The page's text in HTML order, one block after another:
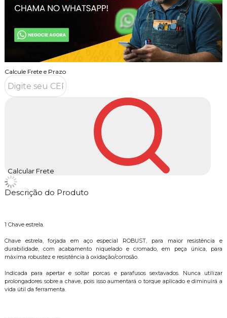
Calcule Frete e Prazo
Calcular Frete
Descrição do Produto
1 Chave estrela.
Chave estrela, forjada em aço especial ROBUST, para maior resistência e
durabilidade, com acabamento niquelado e cromado, em peça única, para
máxima robustez e resistência à oxidação/corrosão.
Indicada para apertar e soltar porcas e parafusos sextavados. Nunca utilizar
prolongadores sobre a chave, pois isso aumentará o torque aplicado e diminuirá a
vida útil da ferramenta.